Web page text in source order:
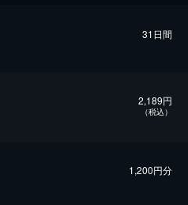
31日間
2,189円
（税込）
1,200円分